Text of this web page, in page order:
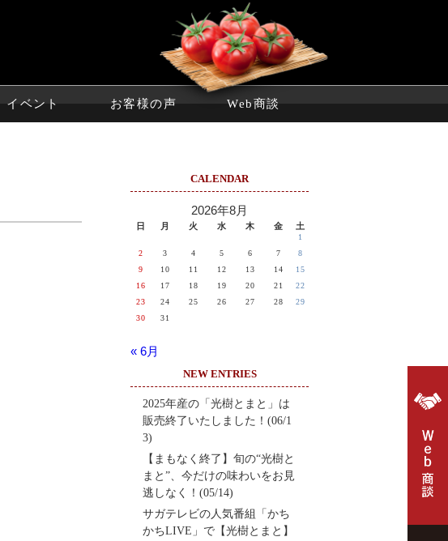
イベント お客様の声 Web商談
CALENDAR
2026年8月
日 月 火 水 木 金 土
1
2
3 4 5 6 7
8
9
10 11 12 13 14
15
16
17 18 19 20 21
22
23
24 25 26 27 28
29
30
31
« 6月
NEW ENTRIES
2025年産の「光樹とまと」は
販売終了いたしました！(06/1
3)
【まもなく終了】旬の“光樹と
まと”、今だけの味わいをお見
逃しなく！(05/14)
サガテレビの人気番組「かち
かちLIVE」で【光樹とまと】